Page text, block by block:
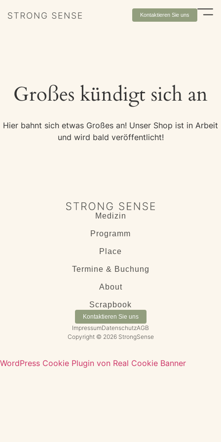
Kontaktieren Sie uns
Großes kündigt sich an
Hier bahnt sich etwas Großes an! Unser Shop ist in Arbeit
und wird bald veröffentlicht!
Medizin
Programm
Place
Termine & Buchung
About
Scrapbook
Kontaktieren Sie uns
ImpressumDatenschutzAGB
Copyright © 2026 StrongSense
WordPress Cookie Plugin von Real Cookie Banner